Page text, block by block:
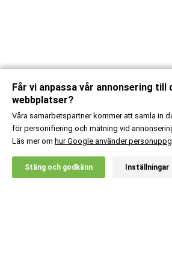
20% RABATT!
X
Får vi anpassa vår annonsering till
webbplatser?
Våra samarbetspartner kommer att samla in
för personifiering och mätning vid
Läs mer om hur Google använder
Stäng och godkänn Inställningar